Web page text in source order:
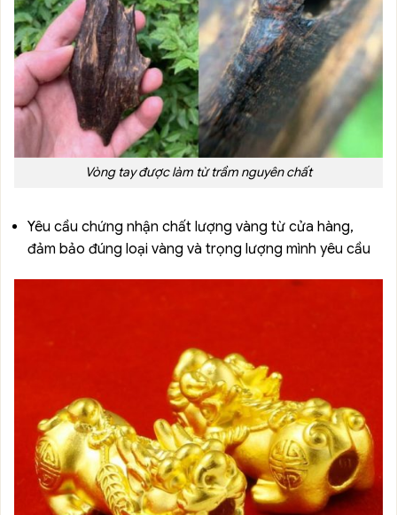
Vòng tay được làm từ trầm nguyên chất
Yêu cầu chứng nhận chất lượng vàng từ cửa hàng,
đảm bảo đúng loại vàng và trọng lượng mình yêu cầu